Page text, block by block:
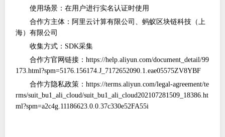
使用场景：在用户进行实名认证时使用
合作方主体：阿里云计算有限公司、蚂蚁区块链科技（上
海）有限公司
收集方式： SDK采集
合作方官网链接：https://help.aliyun.com/document_detail/99
173.html?spm=5176.156174.J_7172652090.1.eae05575ZV8YBF
合作方隐私政策：https://terms.aliyun.com/legal-agreement/te
rms/suit_bu1_ali_cloud/suit_bu1_ali_cloud202107281509_18386.ht
ml?spm=a2c4g.11186623.0.0.37c330e52FA55i